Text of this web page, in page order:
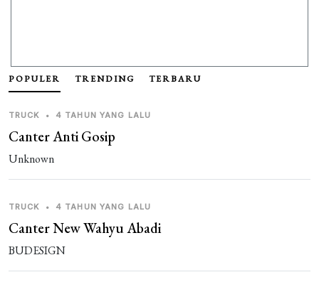
POPULER TRENDING TERBARU
TRUCK • 4 TAHUN YANG LALU
Canter Anti Gosip
Unknown
TRUCK • 4 TAHUN YANG LALU
Canter New Wahyu Abadi
BUDESIGN